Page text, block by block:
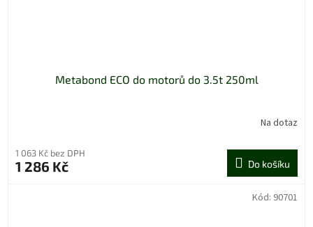
Metabond ECO do motorů do 3.5t 250ml
Na dotaz
1 063 Kč bez DPH
1 286 Kč Do košíku
Kód: 90701